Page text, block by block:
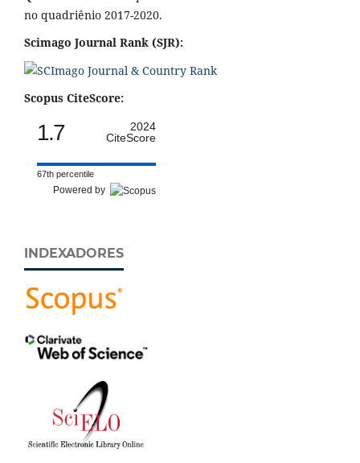
no quadriênio 2017-2020.
Scimago Journal Rank (SJR):
Scopus CiteScore:
1.7
2024
CiteScore
67th percentile
Powered by
INDEXADORES